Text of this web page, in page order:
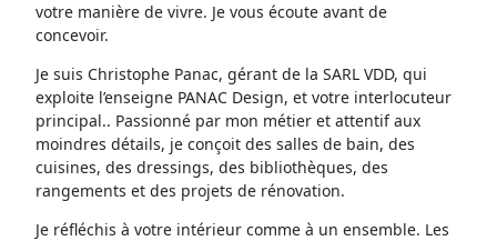
votre manière de vivre. Je vous écoute avant de
concevoir.
Je suis Christophe Panac, gérant de la SARL VDD, qui
exploite l’enseigne PANAC Design, et votre interlocuteur
principal.. Passionné par mon métier et attentif aux
moindres détails, je conçoit des salles de bain, des
cuisines, des dressings, des bibliothèques, des
rangements et des projets de rénovation.
Je réfléchis à votre intérieur comme à un ensemble. Les